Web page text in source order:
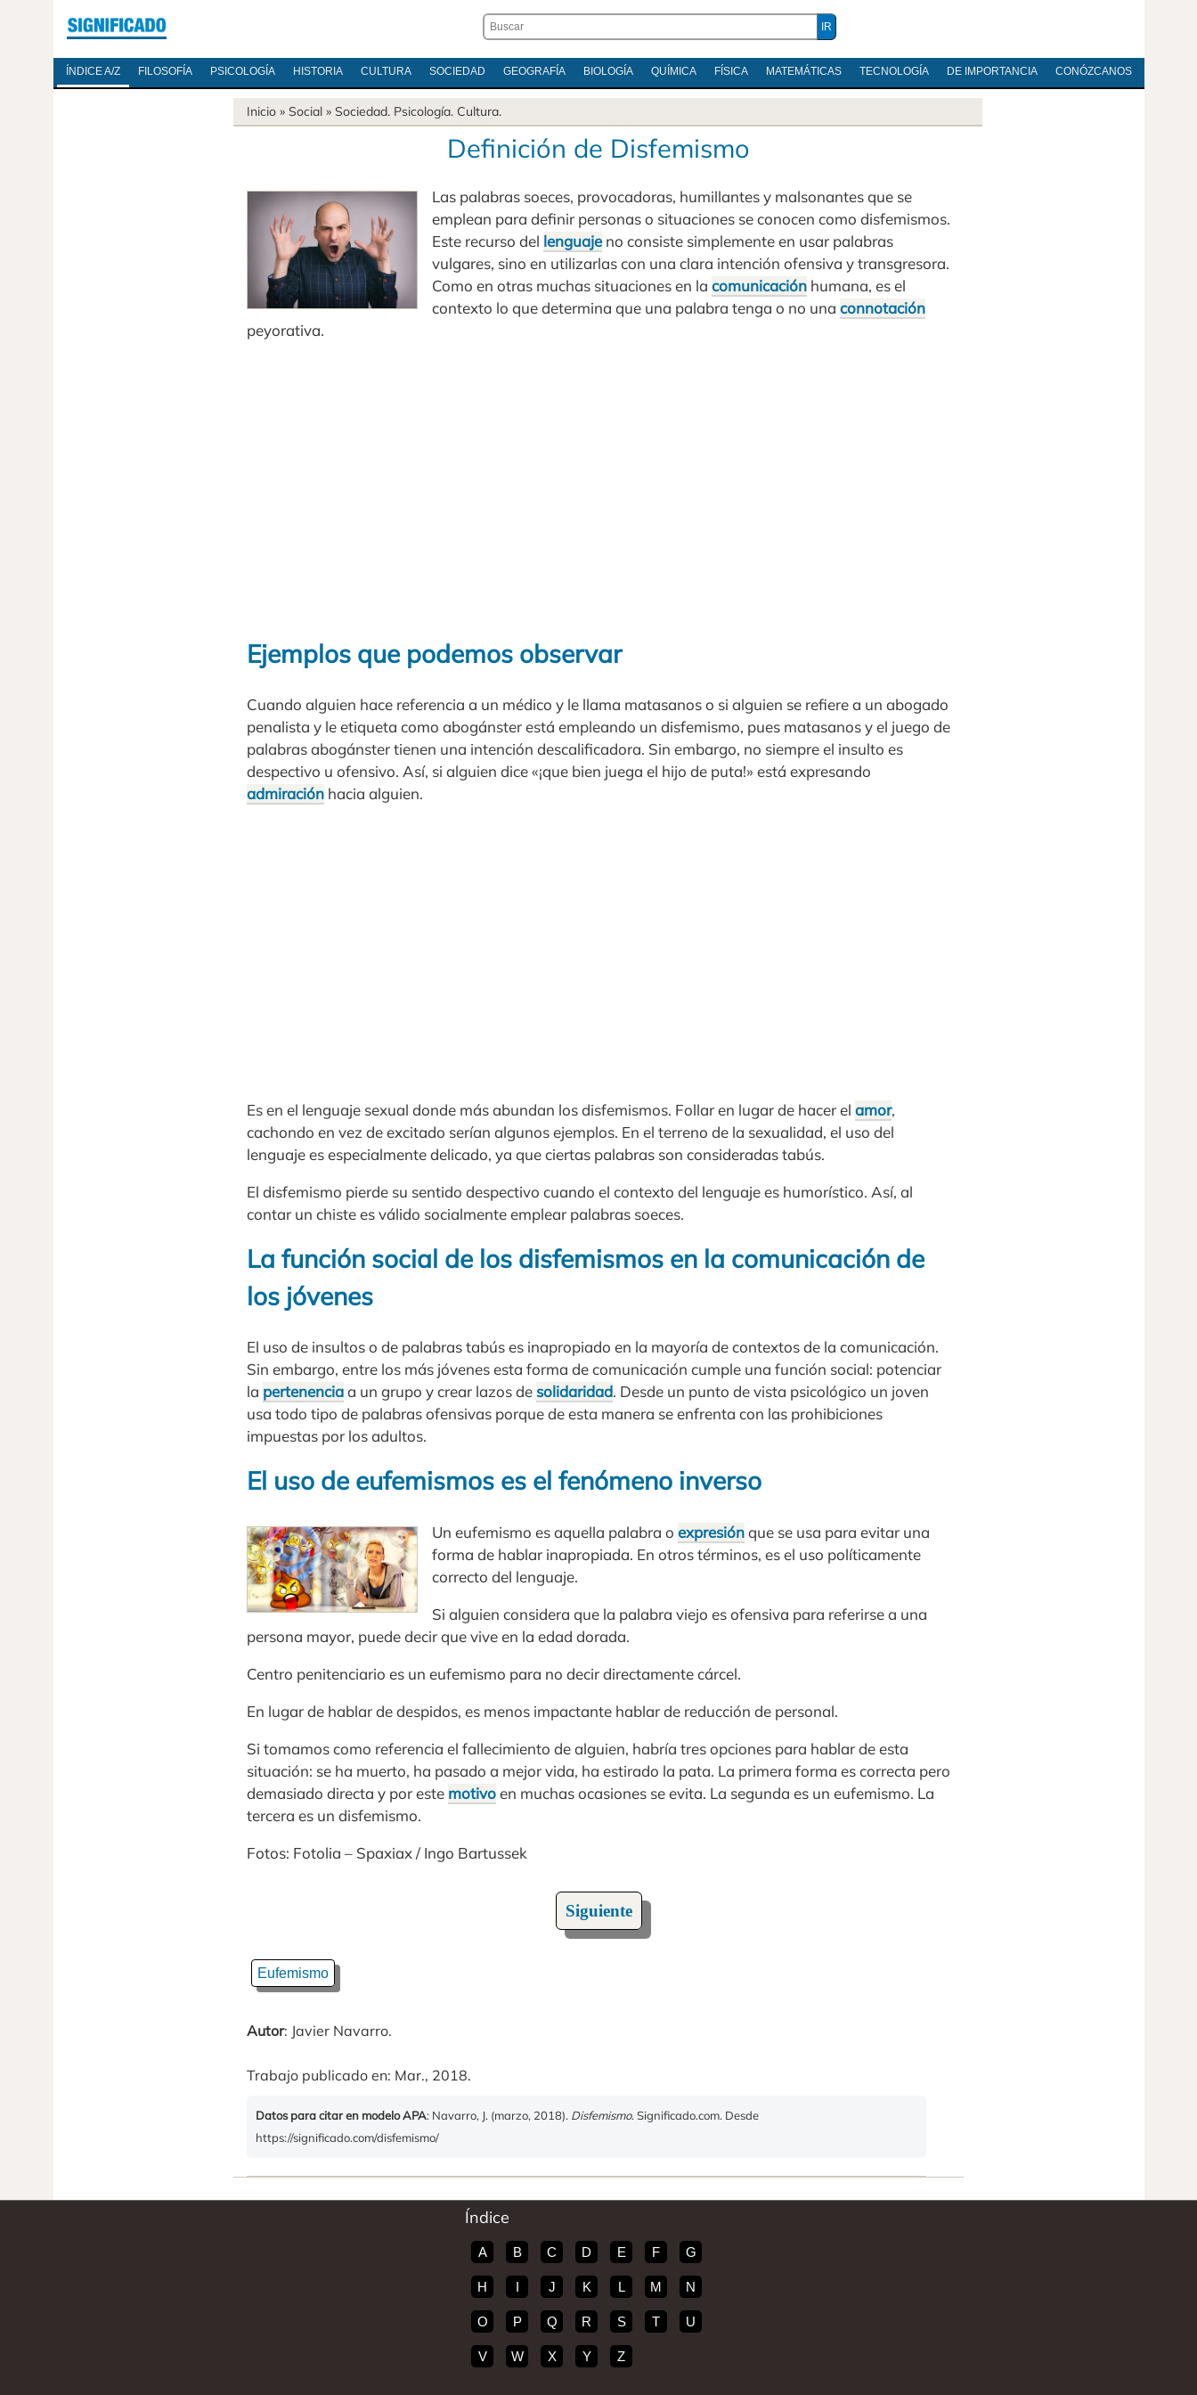
ÍNDICE A/Z FILOSOFÍA PSICOLOGÍA HISTORIA CULTURA SOCIEDAD GEOGRAFÍA BIOLOGÍA QUÍMICA FÍSICA MATEMÁTICAS TECNOLOGÍA DE IMPORTANCIA CONÓZCANOS
Inicio » Social » Sociedad. Psicología. Cultura.
Definición de Disfemismo
Las palabras soeces, provocadoras, humillantes y malsonantes que se
emplean para definir personas o situaciones se conocen como disfemismos.
Este recurso del lenguajeno consiste simplemente en usar palabras
vulgares, sino en utilizarlas con una clara intención ofensiva y transgresora.
Como en otras muchas situaciones en la comunicación humana, es el
contexto lo que determina que una palabra tenga o no una connotación
peyorativa.
Ejemplos que podemos observar
Cuando alguien hace referencia a un médico y le llama matasanos o si alguien se refiere a un abogado
penalista y le etiqueta como abogánster está empleando un disfemismo, pues matasanos y el juego de
palabras abogánster tienen una intención descalificadora. Sin embargo, no siempre el insulto es
despectivo u ofensivo. Así, si alguien dice «¡que bien juega el hijo de puta!» está expresando
admiración hacia alguien.
Es en el lenguaje sexual donde más abundan los disfemismos. Follar en lugar de hacer el amor,
cachondo en vez de excitado serían algunos ejemplos. En el terreno de la sexualidad, el uso del
lenguaje es especialmente delicado, ya que ciertas palabras son consideradas tabús.
El disfemismo pierde su sentido despectivo cuando el contexto del lenguaje es humorístico. Así, al
contar un chiste es válido socialmente emplear palabras soeces.
La función social de los disfemismos en la comunicación de
los jóvenes
El uso de insultos o de palabras tabús es inapropiado en la mayoría de contextos de la comunicación.
Sin embargo, entre los más jóvenes esta forma de comunicación cumple una función social: potenciar
la pertenenciaa un grupo y crear lazos de solidaridad. Desde un punto de vista psicológico un joven
usa todo tipo de palabras ofensivas porque de esta manera se enfrenta con las prohibiciones
impuestas por los adultos.
El uso de eufemismos es el fenómeno inverso
Un eufemismo es aquella palabra o expresiónque se usa para evitar una
forma de hablar inapropiada. En otros términos, es el uso políticamente
correcto del lenguaje.
Si alguien considera que la palabra viejo es ofensiva para referirse a una
persona mayor, puede decir que vive en la edad dorada.
Centro penitenciario es un eufemismo para no decir directamente cárcel.
En lugar de hablar de despidos, es menos impactante hablar de reducción de personal.
Si tomamos como referencia el fallecimiento de alguien, habría tres opciones para hablar de esta
situación: se ha muerto, ha pasado a mejor vida, ha estirado la pata. La primera forma es correcta pero
demasiado directa y por este motivoen muchas ocasiones se evita. La segunda es un eufemismo. La
tercera es un disfemismo.
Fotos: Fotolia – Spaxiax / Ingo Bartussek
Siguiente
Eufemismo
Autor: Javier Navarro.
Trabajo publicado en: Mar., 2018.
Datos para citar en modelo APA: Navarro, J. (marzo, 2018). Disfemismo. Significado.com. Desde
https://significado.com/disfemismo/
Índice
A B C D E F G
H I J K L M N
O P Q R S T U
V W X Y Z